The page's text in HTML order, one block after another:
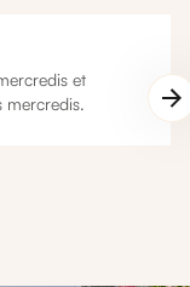
et
mercredis.